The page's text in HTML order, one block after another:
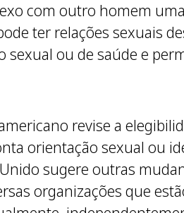
com outro homem
ter relações sexuais
ou de saúde e
revise a
orientação sexual ou
sugere outras
organizações que